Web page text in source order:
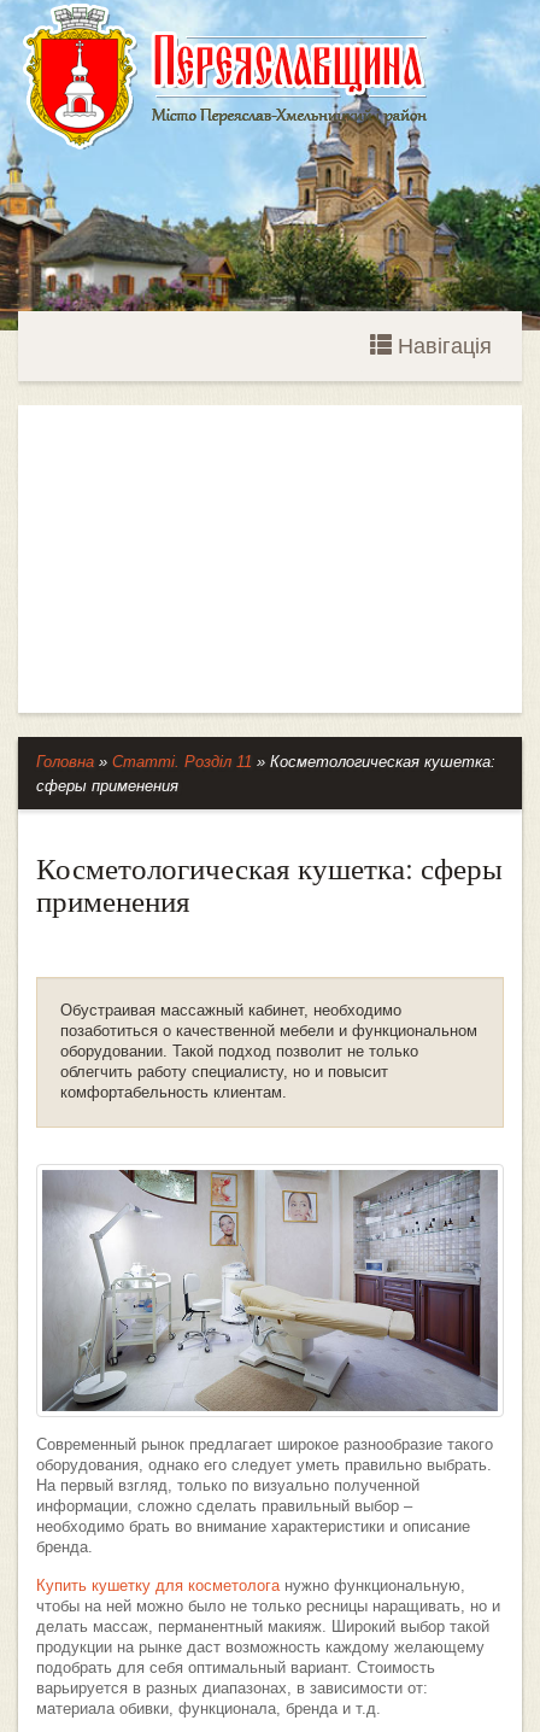
Навігація
Головна » Статті. Розділ 11 » Косметологическая кушетка:
сферы применения
Косметологическая кушетка: сферы
применения
Обустраивая массажный кабинет, необходимо
позаботиться о качественной мебели и функциональном
оборудовании. Такой подход позволит не только
облегчить работу специалисту, но и повысит
комфортабельность клиентам.
Современный рынок предлагает широкое разнообразие такого
оборудования, однако его следует уметь правильно выбрать.
На первый взгляд, только по визуально полученной
информации, сложно сделать правильный выбор –
необходимо брать во внимание характеристики и описание
бренда.
Купить кушетку для косметолога нужно функциональную,
чтобы на ней можно было не только ресницы наращивать, но и
делать массаж, перманентный макияж. Широкий выбор такой
продукции на рынке даст возможность каждому желающему
подобрать для себя оптимальный вариант. Стоимость
варьируется в разных диапазонах, в зависимости от:
материала обивки, функционала, бренда и т.д.